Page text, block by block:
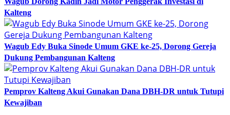
Kalteng
Wagub Edy Buka Sinode Umum GKE ke-25, Dorong Gereja
Dukung Pembangunan Kalteng
Pemprov Kalteng Akui Gunakan Dana DBH-DR untuk Tutupi
Kewajiban